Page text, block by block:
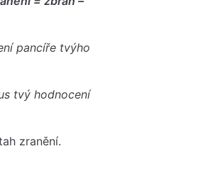
pancíře tvýho
tvý hodnocení
zranění.